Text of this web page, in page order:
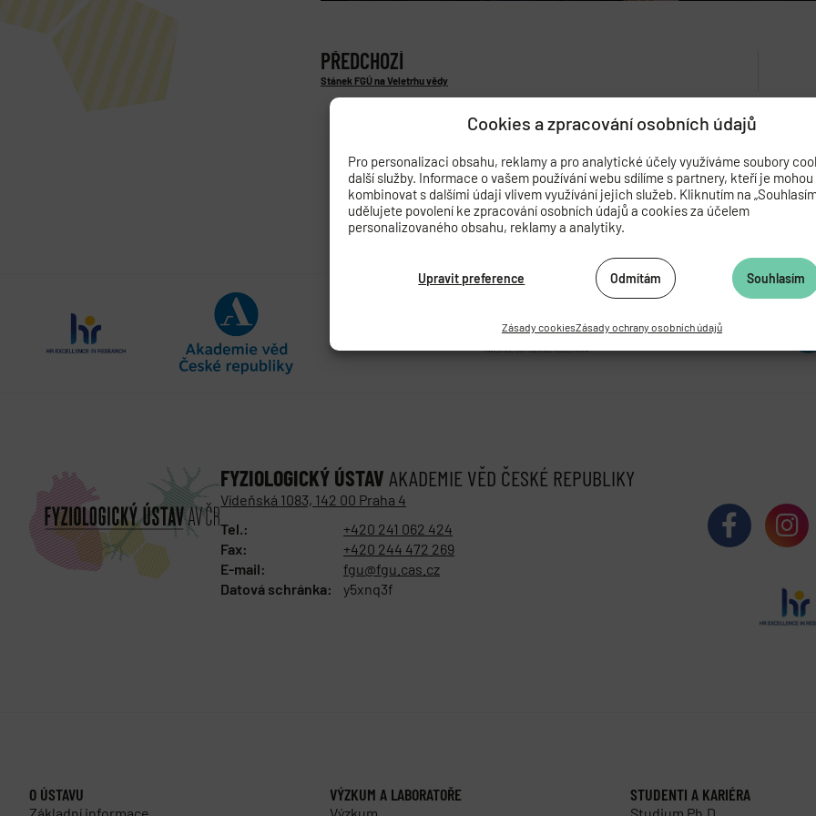
Cookies a zpracování osobních údajů
Pro personalizaci obsahu, reklamy a pro analytické účely využíváme soubory
další služby. Informace o vašem používání webu sdílíme s partnery, kteří je mohou
kombinovat s dalšími údaji vlivem využívání jejich služeb. Kliknutím na
udělujete povolení ke zpracování osobních údajů a cookies za účelem
personalizovaného obsahu, reklamy a analytiky.
Souhlasím
Odmítám
Upravit preference
Zásady cookiesZásady ochrany osobních údajů
PŘEDCHOZÍ
Stánek FGÚ na Veletrhu vědy
FYZIOLOGICKÝ ÚSTAV AKADEMIE VĚD ČESKÉ REPUBLIKY
Vídeňská 1083, 142 00 Praha 4
Tel.:
+420 241 062 424
Fax:
+420 244 472 269
E-mail:
fgu@fgu.cas.cz
Datová schránka:
y5xnq3f
O ÚSTAVU VÝZKUM A LABORATOŘE STUDENTI A KARIÉRA